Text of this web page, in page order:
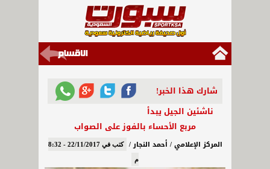
شارك هذا الخبر!
ناشئين الجيل يبدأ
مربع الأحساء بالفوز على الصواب
المركز الإعلامي / أحمد النجار / كتب في 22/11/2017 - 8:32
م